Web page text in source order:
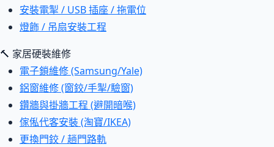
安裝電掣 / USB 插座 / 拖電位
燈飾 / 吊扇安裝工程
🔨 家居硬裝維修
電子鎖維修 (Samsung/Yale)
鋁窗維修 (窗鉸/手掣/驗窗)
鑽牆與掛牆工程 (避開暗喉)
傢俬代客安裝 (淘寶/IKEA)
更換門鉸 / 趟門路軌